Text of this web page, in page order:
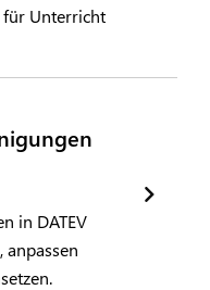
für Unterricht
in DATEV